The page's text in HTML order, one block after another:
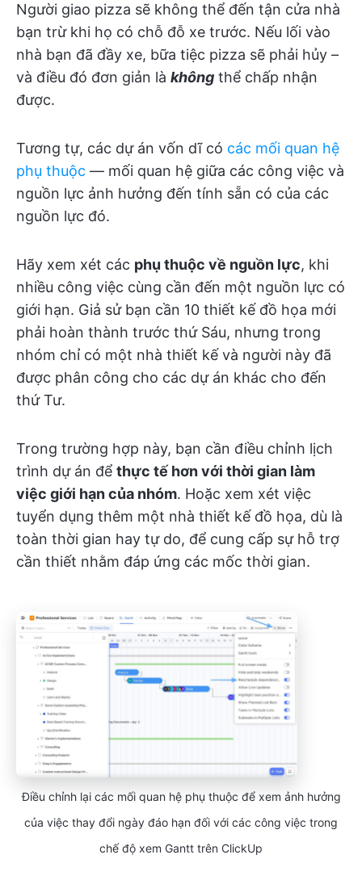
Người giao pizza sẽ không thể đến tận cửa nhà
bạn trừ khi họ có chỗ đỗ xe trước. Nếu lối vào
nhà bạn đã đầy xe, bữa tiệc pizza sẽ phải hủy –
và điều đó đơn giản là không thể chấp nhận
được.
Tương tự, các dự án vốn dĩ có các mối quan hệ
phụ thuộc — mối quan hệ giữa các công việc và
nguồn lực ảnh hưởng đến tính sẵn có của các
nguồn lực đó.
Hãy xem xét các phụ thuộc về nguồn lực, khi
nhiều công việc cùng cần đến một nguồn lực có
giới hạn. Giả sử bạn cần 10 thiết kế đồ họa mới
phải hoàn thành trước thứ Sáu, nhưng trong
nhóm chỉ có một nhà thiết kế và người này đã
được phân công cho các dự án khác cho đến
thứ Tư.
Trong trường hợp này, bạn cần điều chỉnh lịch
trình dự án để thực tế hơn với thời gian làm
việc giới hạn của nhóm. Hoặc xem xét việc
tuyển dụng thêm một nhà thiết kế đồ họa, dù là
toàn thời gian hay tự do, để cung cấp sự hỗ trợ
cần thiết nhằm đáp ứng các mốc thời gian.
Điều chỉnh lại các mối quan hệ phụ thuộc để xem ảnh hưởng
của việc thay đổi ngày đáo hạn đối với các công việc trong
chế độ xem Gantt trên ClickUp